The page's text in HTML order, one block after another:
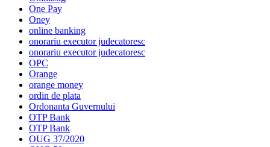
One Pay
Oney
online banking
onorariu executor judecatoresc
onorariu executor judecatoresc
OPC
Orange
orange money
ordin de plata
Ordonanta Guvernului
OTP Bank
OTP Bank
OUG 37/2020